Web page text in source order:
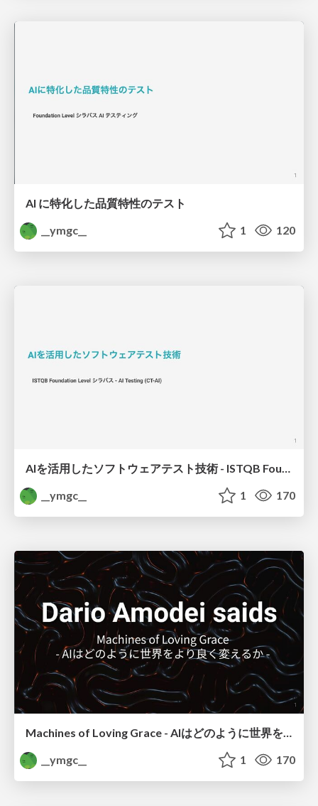
AI に特化した品質特性のテスト
__ymgc__
1 120
AIを活用したソフトウェアテスト技術 - ISTQB Foundation Level - AI Testing (CT-AI)
__ymgc__
1 170
Machines of Loving Grace - AIはどのように世界をより良く変えるか -
__ymgc__
1 170